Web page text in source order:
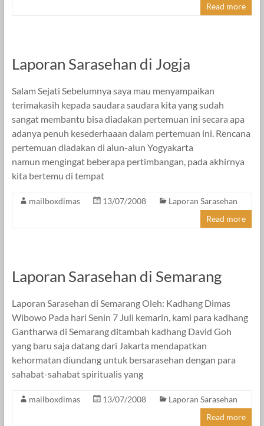
Read more
Laporan Sarasehan di Jogja
Salam Sejati Sebelumnya saya mau menyampaikan
terimakasih kepada saudara saudara kita yang sudah
sangat membantu bisa diadakan pertemuan ini secara apa
adanya penuh kesederhaaan dalam pertemuan ini. Rencana
pertemuan diadakan di alun-alun Yogyakarta
namun mengingat beberapa pertimbangan, pada akhirnya
kita bertemu di tempat
mailboxdimas 13/07/2008
Laporan Sarasehan
Read more
Laporan Sarasehan di Semarang
Laporan Sarasehan di Semarang Oleh: Kadhang Dimas
Wibowo Pada hari Senin 7 Juli kemarin, kami para kadhang
Gantharwa di Semarang ditambah kadhang David Goh
yang baru saja datang dari Jakarta mendapatkan
kehormatan diundang untuk bersarasehan dengan para
sahabat-sahabat spiritualis yang
mailboxdimas 13/07/2008
Laporan Sarasehan
Read more